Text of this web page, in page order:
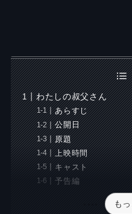
わたしの叔父さん
あらすじ
公開日
原題
上映時間
キャスト
予告編
も